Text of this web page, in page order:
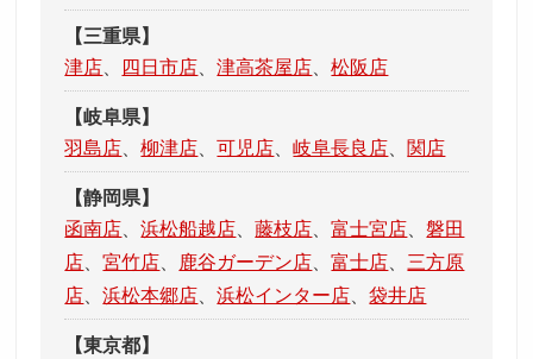
【三重県】
津店
四日市店 、津高茶屋店 、松阪店
【岐阜県】
羽島店 、柳津店 、可児店 、岐阜長良店 関店
【静岡県】
函南店 、浜松船越店 、藤枝店 、富士宮店 、磐田
店 、宮竹店 鹿谷ガーデン店 、富士店
三方原
店 、浜松本郷店 、浜松インター店 、袋井店
【東京都】